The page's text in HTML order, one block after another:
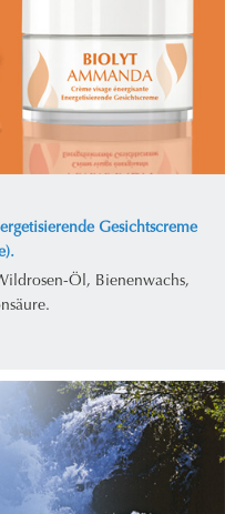
Gesichtscreme
Öl, Bienenwachs,